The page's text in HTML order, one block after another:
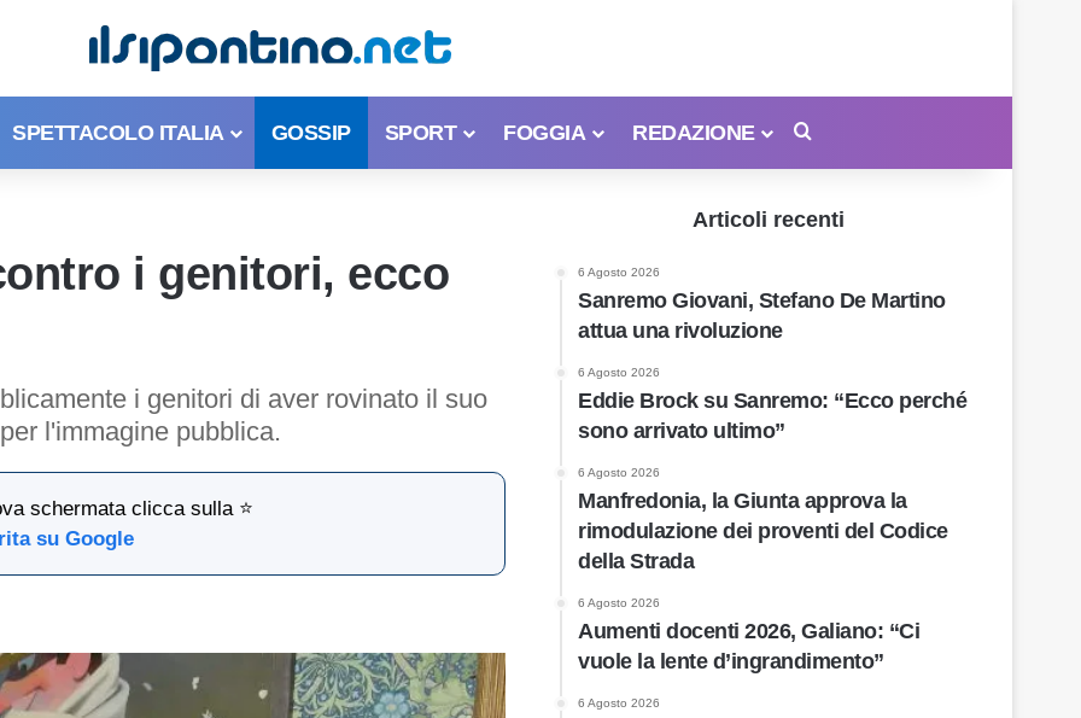
SPETTACOLO ITALIA GOSSIP SPORT FOGGIA REDAZIONE
i genitori, ecco
i genitori di aver rovinato il suo
l'immagine pubblica.
schermata clicca sulla ⭐
su Google
Articoli recenti
6 Agosto 2026
Sanremo Giovani, Stefano De Martino
attua una rivoluzione
6 Agosto 2026
Eddie Brock su Sanremo: “Ecco perché
sono arrivato ultimo”
6 Agosto 2026
Manfredonia, la Giunta approva la
rimodulazione dei proventi del Codice
della Strada
6 Agosto 2026
Aumenti docenti 2026, Galiano: “Ci
vuole la lente d’ingrandimento”
6 Agosto 2026